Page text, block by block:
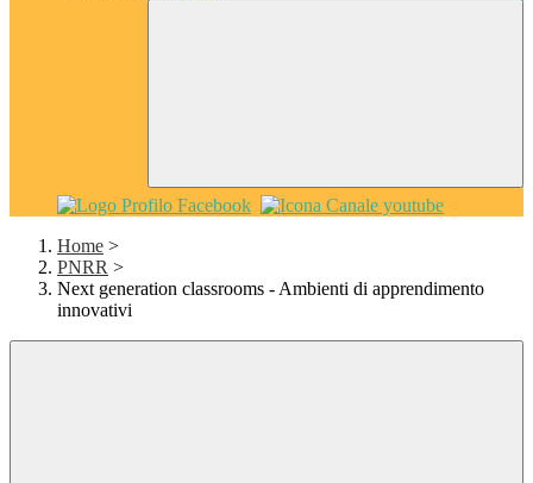
Home >
PNRR >
Next generation classrooms - Ambienti di apprendimento
innovativi